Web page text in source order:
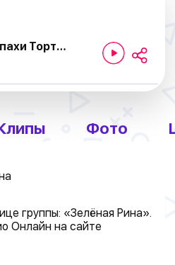
Романс черепахи Тортиллы
Фото
группы: «Зелёная Рина».
Онлайн на сайте